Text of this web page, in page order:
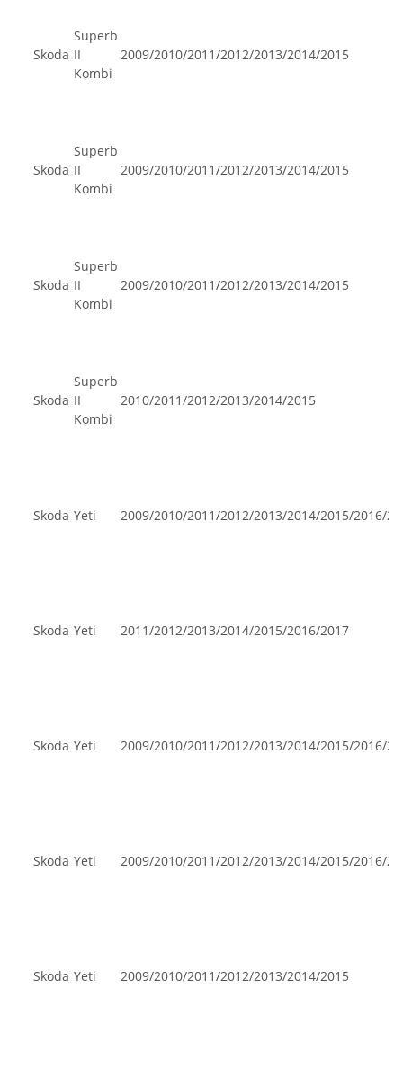
Skoda
Superb
II
Kombi
2009/2010/2011/2012/2013/2014/2015
Skoda
Superb
II
Kombi
2009/2010/2011/2012/2013/2014/2015
Skoda
Superb
II
Kombi
2009/2010/2011/2012/2013/2014/2015
Skoda
Superb
II
Kombi
2010/2011/2012/2013/2014/2015
Skoda Yeti 2009/2010/2011/2012/2013/2014/2015/2016/
Skoda Yeti 2011/2012/2013/2014/2015/2016/2017
Skoda Yeti 2009/2010/2011/2012/2013/2014/2015/2016/
Skoda Yeti 2009/2010/2011/2012/2013/2014/2015/2016/
Skoda Yeti 2009/2010/2011/2012/2013/2014/2015